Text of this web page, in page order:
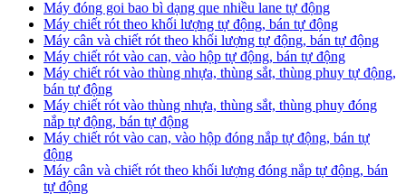
Máy đóng goi bao bì dạng que nhiều lane tự động
Máy chiết rót theo khối lượng tự động, bán tự động
Máy cân và chiết rót theo khối lượng tự động, bán tự động
Máy chiết rót vào can, vào hộp tự động, bán tự động
Máy chiết rót vào thùng nhựa, thùng sắt, thùng phuy tự động,
bán tự động
Máy chiết rót vào thùng nhựa, thùng sắt, thùng phuy đóng
nắp tự động, bán tự động
Máy chiết rót vào can, vào hộp đóng nắp tự động, bán tự
động
Máy cân và chiết rót theo khối lượng đóng nắp tự động, bán
tự động